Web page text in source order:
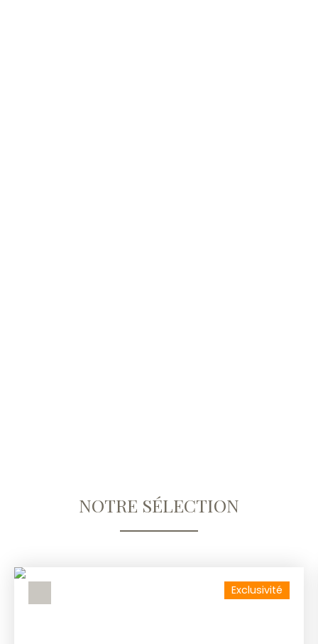
NOTRE SÉLECTION
Exclusivité